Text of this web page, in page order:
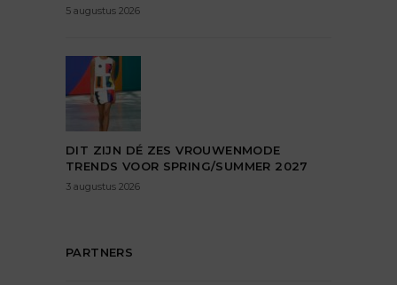
5 augustus 2026
DIT ZIJN DÉ ZES VROUWENMODE
TRENDS VOOR SPRING/SUMMER 2027
3 augustus 2026
PARTNERS